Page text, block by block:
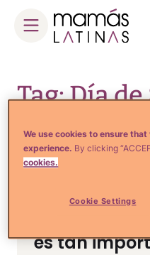
content
Tag: Día
Día de San
cuál es su
es tan
We use cookies to ensure
experience. By clicking
cookies.
Cookie Settings